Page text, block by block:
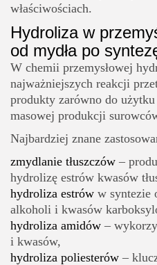
właściwościach.
Hydroliza w
od mydła po
W chemii przemysłowej
najważniejszych reakcji
produkty zarówno do
masowej produkcji
Najbardziej znane
zmydlanie tłuszczów –
hydrolizę estrów kwasów
hydroliza estrów w syntezie
alkoholi i kwasów
hydroliza amidów –
i kwasów,
hydroliza poliesterów –